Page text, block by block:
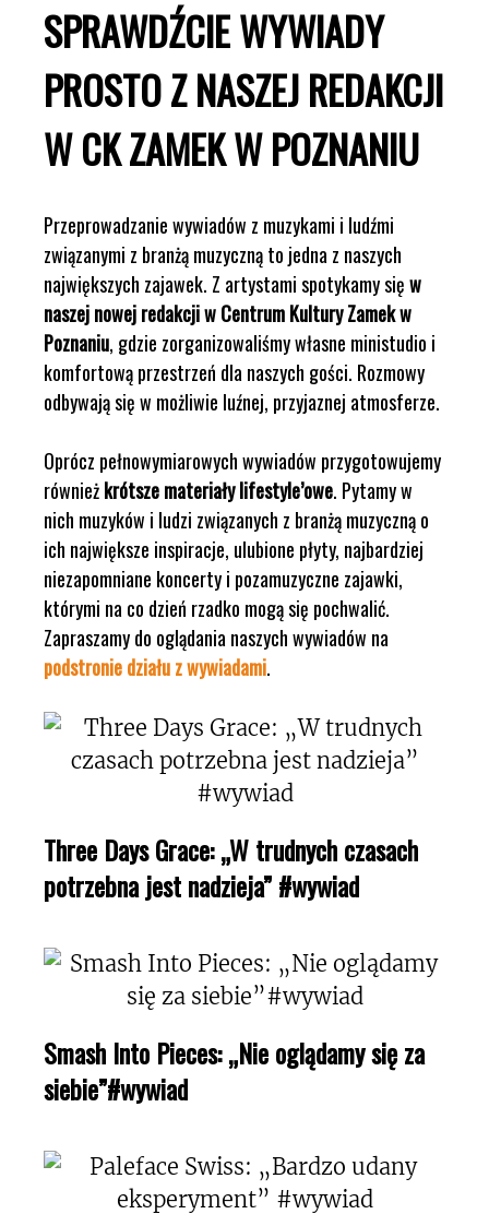
SPRAWDŹCIE WYWIADY
PROSTO Z NASZEJ REDAKCJI
W CK ZAMEK W POZNANIU
Przeprowadzanie wywiadów z muzykami i ludźmi
związanymi z branżą muzyczną to jedna z naszych
największych zajawek. Z artystami spotykamy sięw
naszej nowej redakcji w Centrum Kultury Zamek w
Poznaniu, gdzie zorganizowaliśmy własne ministudio i
komfortową przestrzeń dla naszych gości. Rozmowy
odbywają się w możliwie luźnej, przyjaznej atmosferze.
Oprócz pełnowymiarowych wywiadów przygotowujemy
równieżkrótsze materiały lifestyle’owe. Pytamy w
nich muzyków i ludzi związanych z branżą muzyczną o
ich największe inspiracje, ulubione płyty, najbardziej
niezapomniane koncerty i pozamuzyczne zajawki,
którymi na co dzień rzadko mogą się pochwalić.
Zapraszamy do oglądania naszych wywiadów na
podstronie działu z wywiadami.
Three Days Grace: „W trudnych czasach
potrzebna jest nadzieja” #wywiad
Smash Into Pieces: „Nie oglądamy się za
siebie”#wywiad